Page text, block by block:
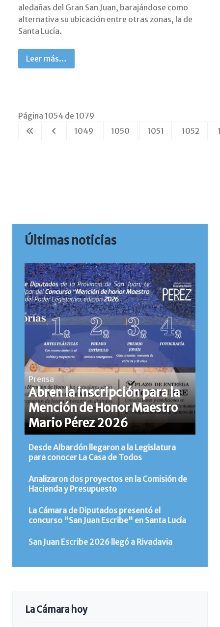
aledañas del Gran San Juan, barajándose como
alternativa su ubicación entre otras zonas, la de
Santa Lucía.
Leer más…
Página 1054 de 1079
1049
1050 1051 1052
Últimas noticias
Prensa
Abren la inscripción para la
Mención de Honor Maestro
Mario Pérez 2026
Desde Albardón llegaron a la Legislatura
para conocer La Casa de Todos
Analizaron dos proyectos en la Comisión de
Hacienda y Presupuesto
La Cámara de Diputados presentó el
concurso "San Juan Escribe" en Santa Lucía
San Juan Escribe 2026 llegó a Rivadavia
La Cámara hoy